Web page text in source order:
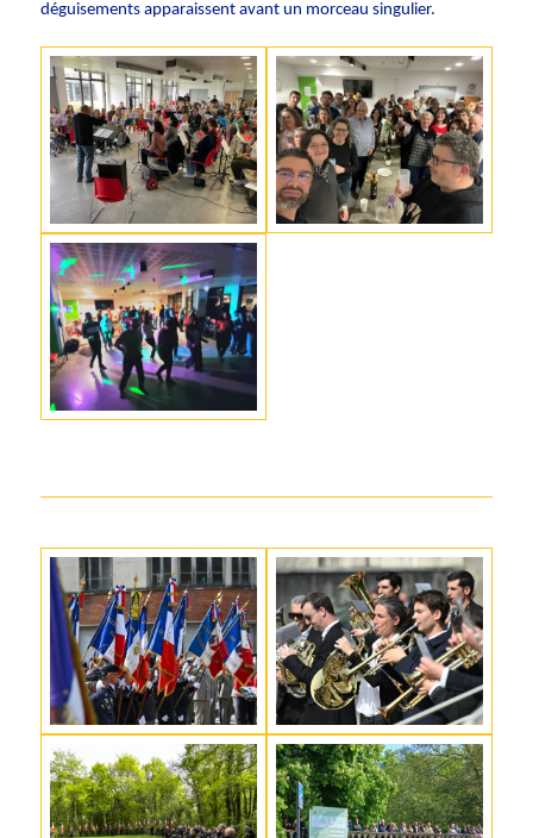
déguisements apparaissent avant un morceau singulier.